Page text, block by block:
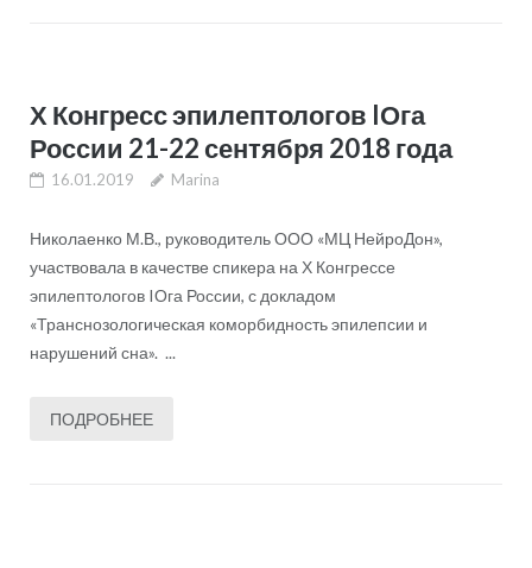
Х Конгресс эпилептологов IОга
России 21-22 сентября 2018 года
16.01.2019 Marina
Николаенко М.В., руководитель ООО «МЦ НейроДон»,
участвовала в качестве спикера на Х Конгрессе
эпилептологов IОга России, с докладом
«Транснозологическая коморбидность эпилепсии и
нарушений сна». ...
ПОДРОБНЕЕ